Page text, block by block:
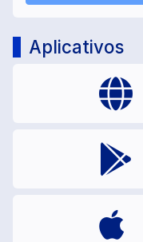
Aplicativos